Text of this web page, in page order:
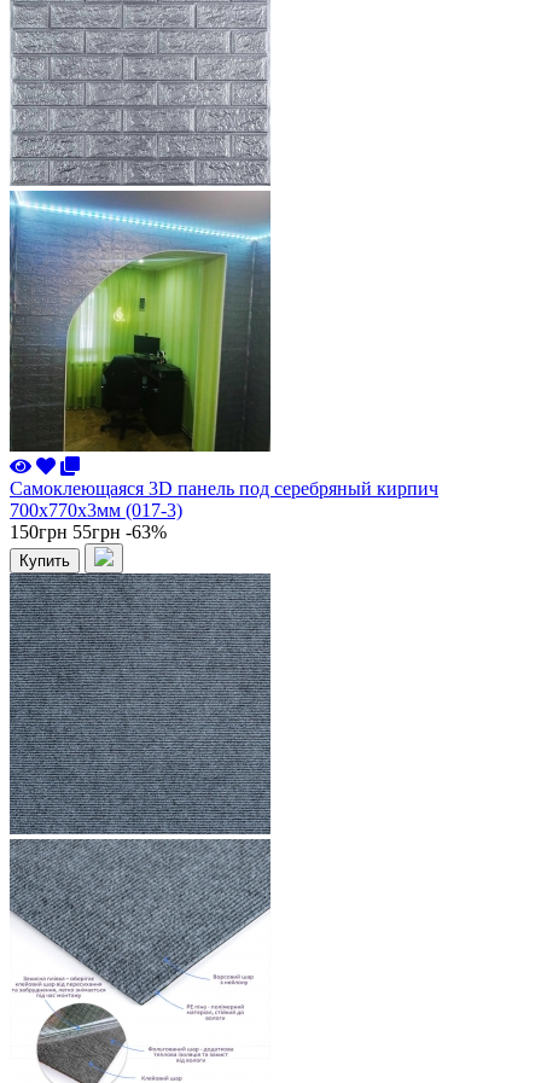
Самоклеющаяся 3D панель под серебряный кирпич
700x770x3мм (017-3)
150грн 55грн -63%
Купить